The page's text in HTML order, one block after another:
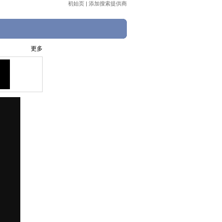
初始页 | 添加搜索提供商
更多